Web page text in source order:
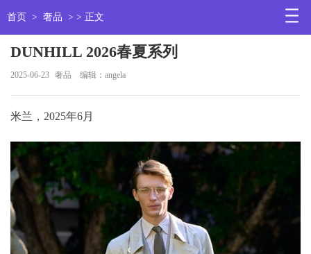
首页 > 奢品 > > 正文
DUNHILL 2026春夏系列
2025-06-23 奢品 编辑：angela
米兰，2025年6月